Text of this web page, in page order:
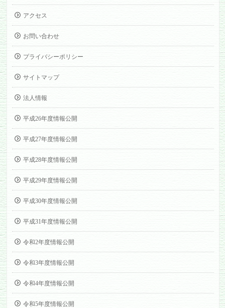
アクセス
お問い合わせ
プライバシーポリシー
サイトマップ
法人情報
平成26年度情報公開
平成27年度情報公開
平成28年度情報公開
平成29年度情報公開
平成30年度情報公開
平成31年度情報公開
令和2年度情報公開
令和3年度情報公開
令和4年度情報公開
令和5年度情報公開